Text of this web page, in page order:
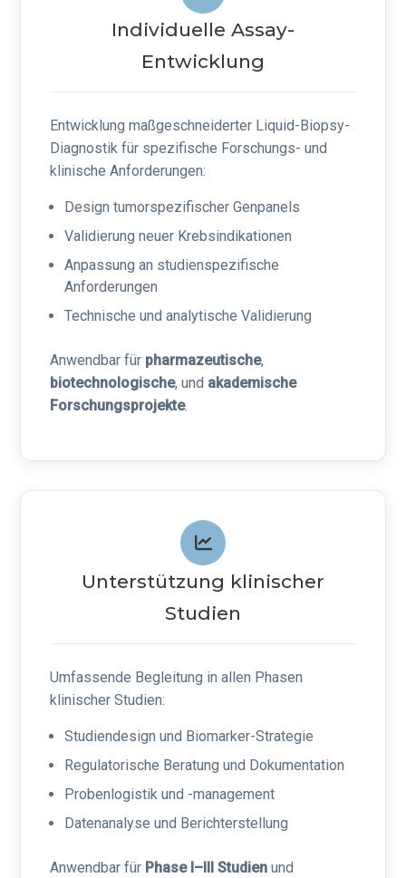
Individuelle Assay-
Entwicklung
Entwicklung maßgeschneiderter Liquid-Biopsy-
Diagnostik für spezifische Forschungs- und
klinische Anforderungen:
Design tumorspezifischer Genpanels
Validierung neuer Krebsindikationen
Anpassung an studienspezifische
Anforderungen
Technische und analytische Validierung
Anwendbar für pharmazeutische,
biotechnologische, und akademische
Forschungsprojekte.
Unterstützung klinischer
Studien
Umfassende Begleitung in allen Phasen
klinischer Studien:
Studiendesign und Biomarker-Strategie
Regulatorische Beratung und Dokumentation
Probenlogistik und -management
Datenanalyse und Berichterstellung
Anwendbar für Phase I–III Studien und